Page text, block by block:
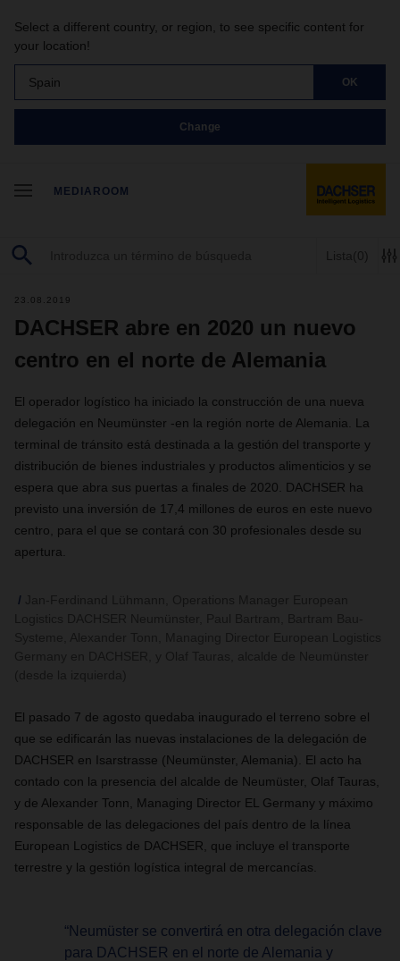
Select a different country, or region, to see specific content for
your location!
Spain OK
Change
MEDIAROOM
Lista (0)
23.08.2019
DACHSER abre en 2020 un nuevo
centro en el norte de Alemania
El operador logístico ha iniciado la construcción de una nueva
delegación en Neumünster -en la región norte de Alemania. La
terminal de tránsito está destinada a la gestión del transporte y
distribución de bienes industriales y productos alimenticios y se
espera que abra sus puertas a finales de 2020. DACHSER ha
previsto una inversión de 17,4 millones de euros en este nuevo
centro, para el que se contará con 30 profesionales desde su
apertura.
El pasado 7 de agosto quedaba inaugurado el terreno sobre el
que se edificarán las nuevas instalaciones de la delegación de
DACHSER en Isarstrasse (Neumünster, Alemania). El acto ha
contado con la presencia del alcalde de Neumüster, Olaf Tauras,
y de Alexander Tonn, Managing Director EL Germany y máximo
responsable de las delegaciones del país dentro de la línea
European Logistics de DACHSER, que incluye el transporte
terrestre y la gestión logística integral de mercancías.
“Neumüster se convertirá en otra delegación clave
para DACHSER en el norte de Alemania y